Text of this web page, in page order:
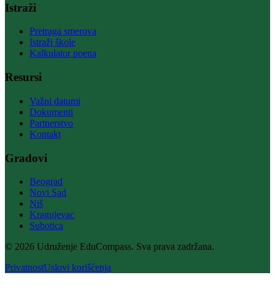
Istraži
Pretraga smerova
Istraži škole
Kalkulator poena
Resursi
Važni datumi
Dokumenti
Partnerstvo
Kontakt
Gradovi
Beograd
Novi Sad
Niš
Kragujevac
Subotica
© 2026 Udruženje EduCompass. Sva prava zadržana.
PrivatnostUslovi korišćenja